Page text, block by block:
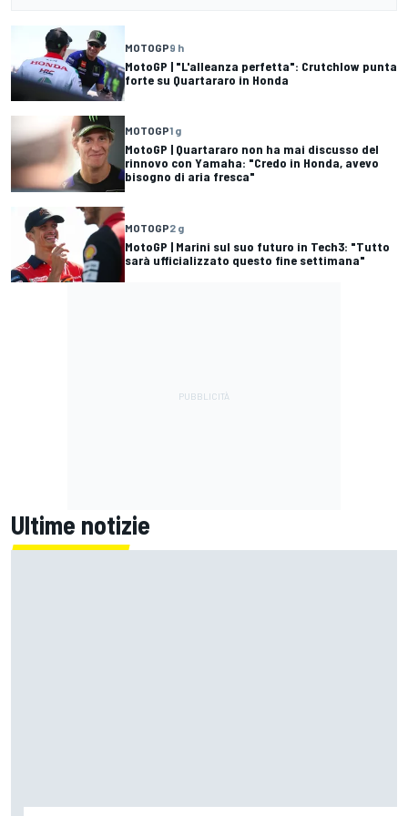
MOTOGP9 h
MotoGP | "L'alleanza perfetta": Crutchlow punta
forte su Quartararo in Honda
MOTOGP1 g
MotoGP | Quartararo non ha mai discusso del
rinnovo con Yamaha: "Credo in Honda, avevo
bisogno di aria fresca"
MOTOGP2 g
MotoGP | Marini sul suo futuro in Tech3: "Tutto
sarà ufficializzato questo fine settimana"
Ultime notizie